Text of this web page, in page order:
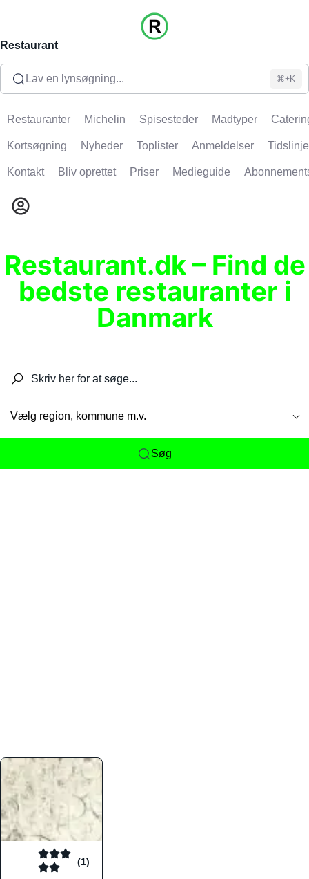
Restaurant
Lav en lynsøgning... ⌘+K
Restauranter Michelin Spisesteder Madtyper
Kortsøgning Nyheder Toplister Anmeldelser Tidslinje
Kontakt Bliv oprettet Priser Medieguide
Restaurant.dk – Find de
bedste restauranter i
Danmark
Vælg region, kommune m.v.
Søg
(1)